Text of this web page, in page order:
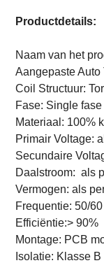
Productdetails:
Naam van het
Aangepaste Auto
Coil Structuur:
Fase: Single fase
Materiaal: 100%
Primair Voltage:
Secundaire
Daalstroom:als
Vermogen:als
Frequentie: 50/
Efficiëntie:> 90%
Montage: PCB
Isolatie: Klasse B